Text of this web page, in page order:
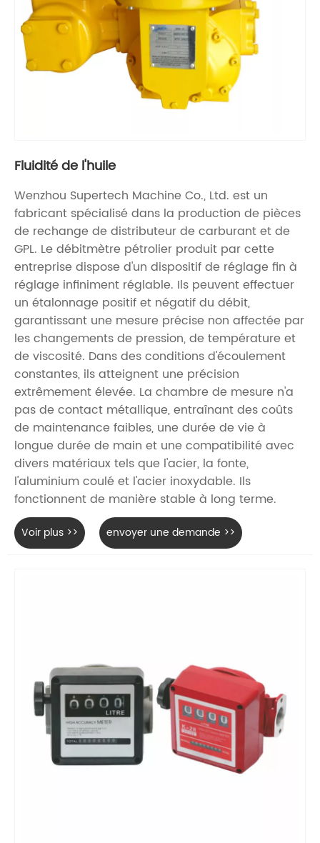
Fluidité de l'huile
Wenzhou Supertech Machine Co., Ltd. est un
fabricant spécialisé dans la production de pièces
de rechange de distributeur de carburant et de
GPL. Le débitmètre pétrolier produit par cette
entreprise dispose d'un dispositif de réglage fin à
réglage infiniment réglable. Ils peuvent effectuer
un étalonnage positif et négatif du débit,
garantissant une mesure précise non affectée par
les changements de pression, de température et
de viscosité. Dans des conditions d'écoulement
constantes, ils atteignent une précision
extrêmement élevée. La chambre de mesure n'a
pas de contact métallique, entraînant des coûts
de maintenance faibles, une durée de vie à
longue durée de main et une compatibilité avec
divers matériaux tels que l'acier, la fonte,
l'aluminium coulé et l'acier inoxydable. Ils
fonctionnent de manière stable à long terme.
Voir plus >> envoyer une demande >>